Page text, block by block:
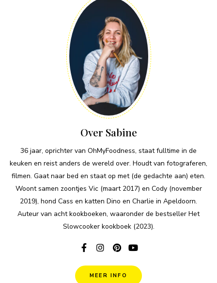
Over Sabine
36 jaar, oprichter van OhMyFoodness, staat fulltime in de
keuken en reist anders de wereld over. Houdt van fotograferen,
filmen. Gaat naar bed en staat op met (de gedachte aan) eten.
Woont samen zoontjes Vic (maart 2017) en Cody (november
2019), hond Cass en katten Dino en Charlie in Apeldoorn.
Auteur van acht kookboeken, waaronder de bestseller Het
Slowcooker kookboek (2023).
MEER INFO